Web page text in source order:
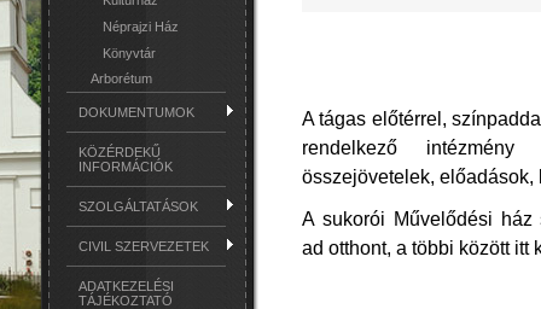
Néprajzi Ház
Könyvtár
Arborétum
DOKUMENTUMOK
KÖZÉRDEKŰ
INFORMÁCIÓK
SZOLGÁLTATÁSOK
CIVIL SZERVEZETEK
ADATKEZELÉSI
TÁJÉKOZTATÓ
A tágas előtérrel,
rendelkező
összejövetelek, előadások,
A sukorói Művelődési ház
ad otthont, a többi között itt